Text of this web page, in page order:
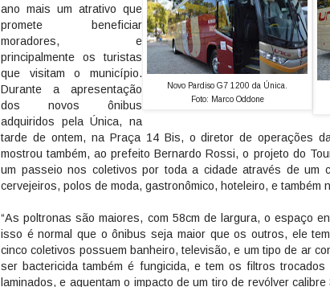
Novo Pardiso G7 1200 da Única.
Foto: Marco Oddone
ano mais um atrativo que
promete beneficiar
moradores, e
principalmente os turistas
que visitam o município.
Durante a apresentação
dos novos ônibus
adquiridos pela Única, na
tarde de ontem, na Praça 14 Bis, o diretor de operações
mostrou também, ao prefeito Bernardo Rossi, o projeto do
um passeio nos coletivos por toda a cidade através de um
cervejeiros, polos de moda, gastronômico, hoteleiro, e também
“As poltronas são maiores, com 58cm de largura, o espaço
isso é normal que o ônibus seja maior que os outros, ele
cinco coletivos possuem banheiro, televisão, e um tipo de ar
ser bactericida também é fungicida, e tem os filtros
laminados, e aguentam o impacto de um tiro de revólver